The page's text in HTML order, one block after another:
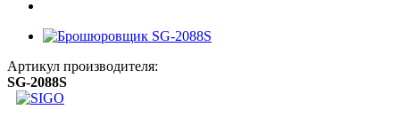
Артикул производителя:
SG-2088S